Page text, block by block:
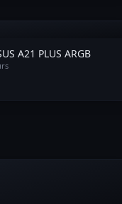
A21 PLUS ARGB